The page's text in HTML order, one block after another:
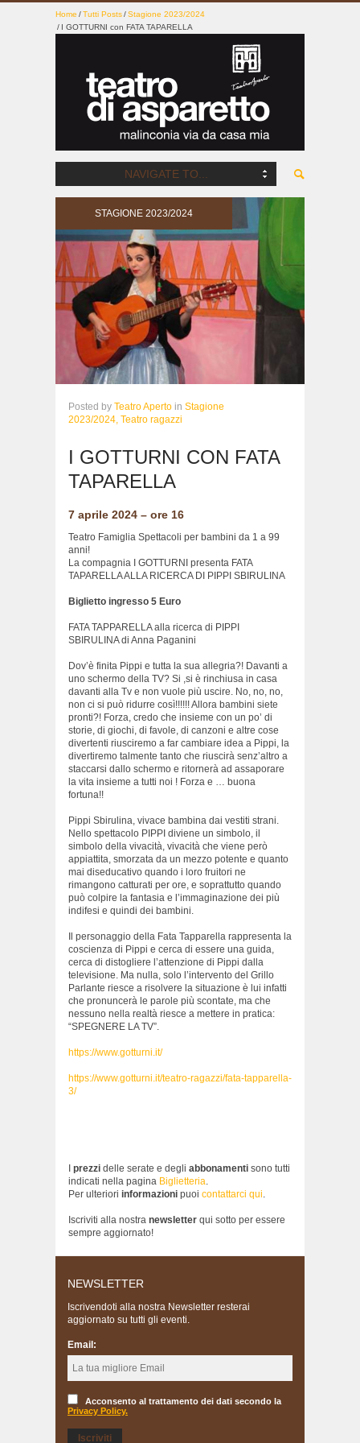
Home Tutti Posts
Stagione 2023/2024
I GOTTURNI con FATA TAPARELLA
NAVIGATE TO...
STAGIONE 2023/2024
Posted by Teatro Aperto in Stagione
2023/2024, Teatro ragazzi
I GOTTURNI CON FATA
TAPARELLA
7 aprile 2024 – ore 16
Teatro Famiglia Spettacoli per bambini da 1 a 99
anni!
La compagnia I GOTTURNI presenta FATA
TAPARELLA ALLA RICERCA DI PIPPI SBIRULINA
Biglietto ingresso 5 Euro
FATA TAPPARELLA alla ricerca di PIPPI
SBIRULINA di Anna Paganini
Dov’è finita Pippi e tutta la sua allegria?! Davanti a
uno schermo della TV? Si ,si è rinchiusa in casa
davanti alla Tv e non vuole più uscire. No, no, no,
non ci si può ridurre così!!!!!! Allora bambini siete
pronti?! Forza, credo che insieme con un po’ di
storie, di giochi, di favole, di canzoni e altre cose
divertenti riusciremo a far cambiare idea a Pippi, la
divertiremo talmente tanto che riuscirà senz’altro a
staccarsi dallo schermo e ritornerà ad assaporare
la vita insieme a tutti noi ! Forza e … buona
fortuna!!
Pippi Sbirulina, vivace bambina dai vestiti strani.
Nello spettacolo PIPPI diviene un simbolo, il
simbolo della vivacità, vivacità che viene però
appiattita, smorzata da un mezzo potente e quanto
mai diseducativo quando i loro fruitori ne
rimangono catturati per ore, e soprattutto quando
può colpire la fantasia e l’immaginazione dei più
indifesi e quindi dei bambini.
Il personaggio della Fata Tapparella rappresenta la
coscienza di Pippi e cerca di essere una guida,
cerca di distogliere l’attenzione di Pippi dalla
televisione. Ma nulla, solo l’intervento del Grillo
Parlante riesce a risolvere la situazione è lui infatti
che pronuncerà le parole più scontate, ma che
nessuno nella realtà riesce a mettere in pratica:
“SPEGNERE LA TV”.
https://www.gotturni.it/
https://www.gotturni.it/teatro-ragazzi/fata-tapparella-
3/
prezzi delle serate e degli abbonamenti sono tutti
indicati nella pagina Biglietteria.
Per ulteriori informazioni puoi contattarci qui.
Iscriviti alla nostra newsletter qui sotto per essere
sempre aggiornato!
NEWSLETTER
Iscrivendoti alla nostra Newsletter resterai
aggiornato su tutti gli eventi.
Email:
Acconsento al trattamento dei dati secondo la
Privacy Policy.